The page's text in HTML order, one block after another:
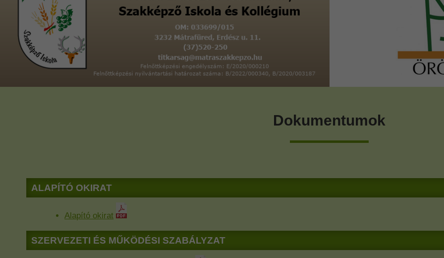
Dokumentumok
ALAPÍTÓ OKIRAT
Alapító okirat
SZERVEZETI ÉS MŰKÖDÉSI SZABÁLYZAT